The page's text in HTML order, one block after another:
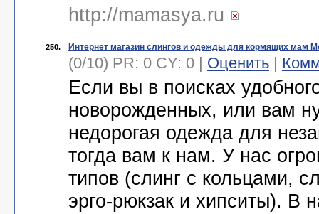
http://mamasya.ru
250. Интернет магазин слингов и одежды для кормящих мам
(0/10) PR: 0 CY: 0 | Оценить |
Если вы в поисках
новорожденных, или вам
недорогая одежда для
тогда вам к нам. У нас
типов (слинг с кольцами,
эрго-рюкзак и хипситы). В